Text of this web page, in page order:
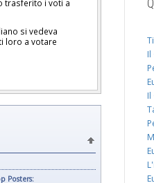
trasferito i voti a
si vedeva
loro a votare
Posters:
Il
Il